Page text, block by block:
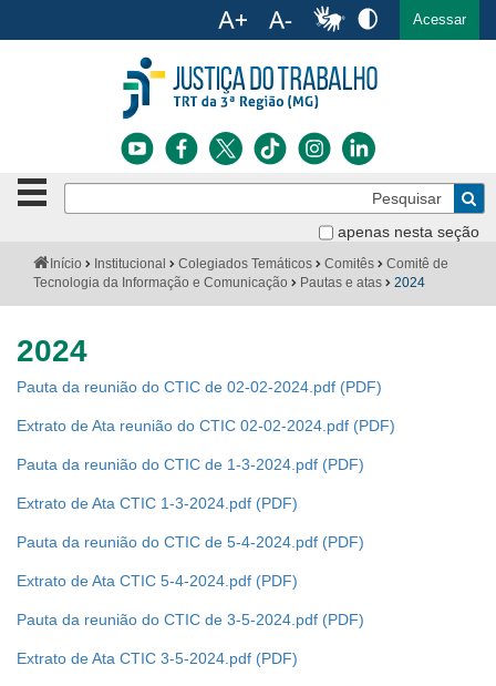
Ir para o menu Ir para a busca Ir para o rodapé
Acessar
apenas nesta seção
Botão
de
clique
ou
fechar
o
Notícias
Serviços
Jurisprudência
Transparência
Contato
Você
está
Início Institucional Colegiados Temáticos Comitês
Comitê de
Tecnologia da Informação e Comunicação
Pautas e atas 2024
2024
Pauta da reunião do CTIC de 02-02-2024.pdf
Extrato de Ata reunião do CTIC 02-02-2024.pdf
Pauta da reunião do CTIC de 1-3-2024.pdf
Extrato de Ata CTIC 1-3-2024.pdf
Pauta da reunião do CTIC de 5-4-2024.pdf
Extrato de Ata CTIC 5-4-2024.pdf
Pauta da reunião do CTIC de 3-5-2024.pdf
Extrato de Ata CTIC 3-5-2024.pdf